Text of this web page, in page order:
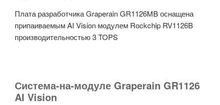
Плата разработчика Graperain GR1126MB оснащена
припаиваемым AI Vision модулем Rockchip RV1126B
производительностью 3 TOPS
Система-на-модуле Graperain GR1126
AI Vision